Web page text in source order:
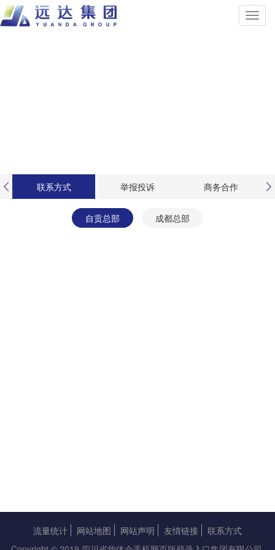
联系方式 举报投诉 商务合作
自贡总部 成都总部
流量统计 网站地图 网站声明 友情链接
联系方式